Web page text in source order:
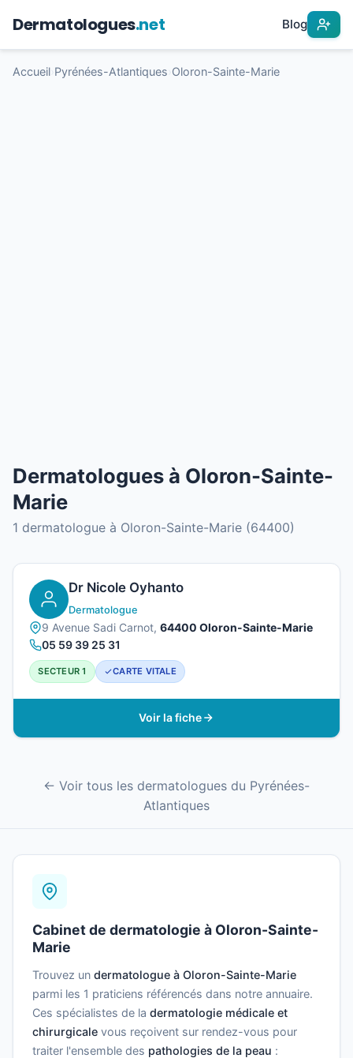
Dermatologues.net Blog
Accueil Pyrénées-Atlantiques Oloron-Sainte-Marie
Dermatologues à Oloron-Sainte-
Marie
1 dermatologue à Oloron-Sainte-Marie (64400)
Dr Nicole Oyhanto
Dermatologue
9 Avenue Sadi Carnot, 64400 Oloron-Sainte-Marie
05 59 39 25 31
SECTEUR 1 CARTE VITALE
Voir la fiche
← Voir tous les dermatologues du Pyrénées-
Atlantiques
Cabinet de dermatologie à Oloron-Sainte-
Marie
Trouvez un dermatologue à Oloron-Sainte-Marie
parmi les 1 praticiens référencés dans notre annuaire.
Ces spécialistes de la dermatologie médicale et
chirurgicale vous reçoivent sur rendez-vous pour
traiter l'ensemble des pathologies de la peau :